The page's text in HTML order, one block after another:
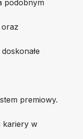
podobnym
premiowy.
kariery w